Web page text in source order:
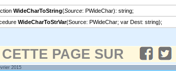
WideCharToString(Source: PWideChar): string;
WideCharToStrVar(Source: PWideChar; var Dest: string);
PAGE SUR
2015